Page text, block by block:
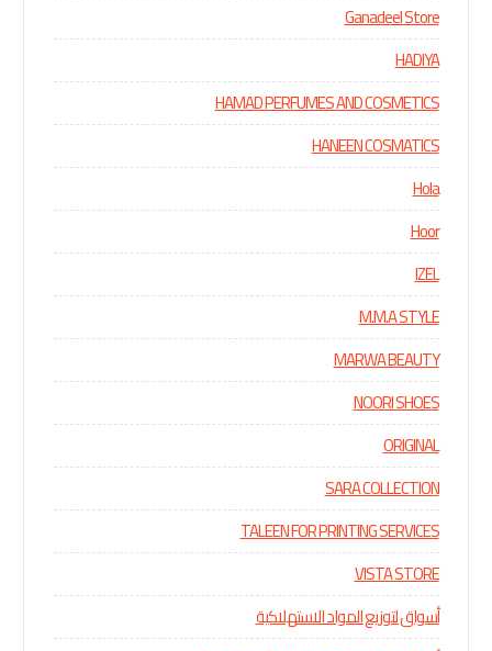
Ganadeel Store
HADIYA
HAMAD PERFUMES AND COSMETICS
HANEEN COSMATICS
Hola
Hoor
IZEL
M.M.A STYLE
MARWA BEAUTY
NOORI SHOES
ORIGINAL
SARA COLLECTION
TALEEN FOR PRINTING SERVICES
VISTA STORE
أسواق لتوزيع المواد الاستهلاكية